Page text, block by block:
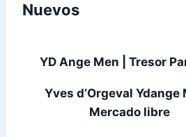
Nuevos
YD Ange Men | Tresor
Yves d’Orgeval Ydange
Mercado libre